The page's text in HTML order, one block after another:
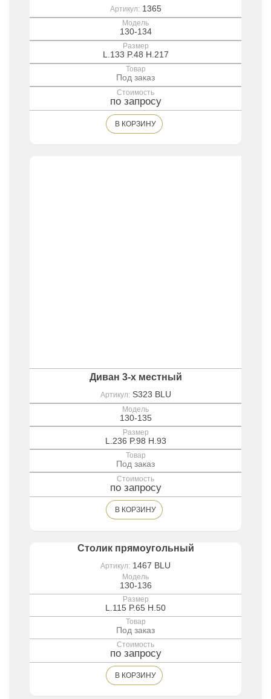
Артикул: 1365
Модель
130-134
Размер
L.133 P.48 H.217
Товар
Под заказ
Стоимость
по запросу
В КОРЗИНУ
Диван 3-х местный
Артикул: S323 BLU
Модель
130-135
Размер
L.236 P.98 H.93
Товар
Под заказ
Стоимость
по запросу
В КОРЗИНУ
Столик прямоугольный
Артикул: 1467 BLU
Модель
130-136
Размер
L.115 P.65 H.50
Товар
Под заказ
Стоимость
по запросу
В КОРЗИНУ